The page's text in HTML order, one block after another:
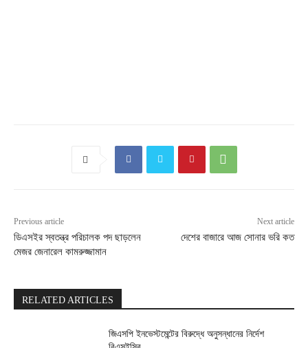
Previous article
ডিএসইর স্বতন্ত্র পরিচালক পদ ছাড়লেন
মেজর জেনারেল কামরুজ্জামান
Next article
দেশের বাজারে আজ সোনার ভরি কত
RELATED ARTICLES
জিএসপি ইনভেস্টমেন্টের বিরুদ্ধে অনুসন্ধানের নির্দেশ